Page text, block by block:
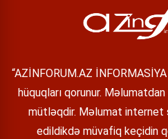
“AZİNFORUM.AZ
hüquqları qorunur.
mütləqdir. Məlumat
edildikdə müvafiq keçidin